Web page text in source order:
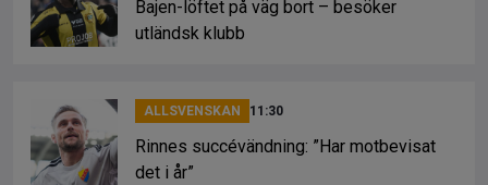
Bernardo Silva ur form: ”Stackars kille”
JUST NU: Boudri från start – så startar
Hammarby och Häcken